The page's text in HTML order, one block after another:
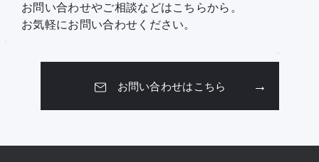
お問い合わせやご相談などはこちらから。
お気軽にお問い合わせください。
お問い合わせはこちら